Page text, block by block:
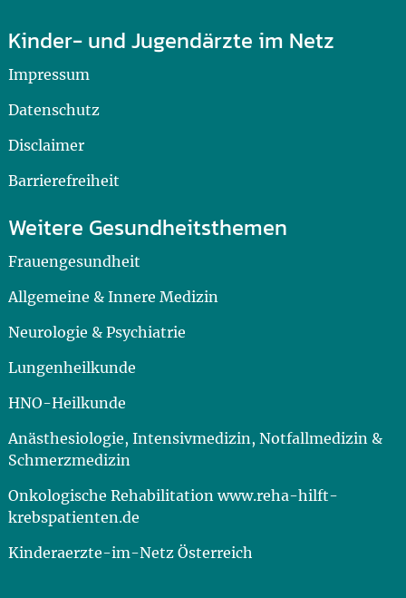
Kinder- und Jugendärzte im Netz
Impressum
Datenschutz
Disclaimer
Barrierefreiheit
Weitere Gesundheitsthemen
Frauengesundheit
Allgemeine & Innere Medizin
Neurologie & Psychiatrie
Lungenheilkunde
HNO-Heilkunde
Anästhesiologie, Intensivmedizin, Notfallmedizin &
Schmerzmedizin
Onkologische Rehabilitation www.reha-hilft-
krebspatienten.de
Kinderaerzte-im-Netz Österreich